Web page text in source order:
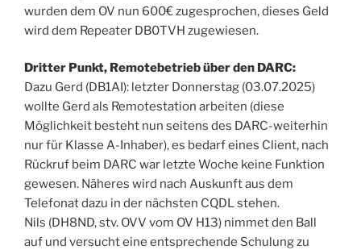
wurden dem OV nun 600€ zugesprochen, dieses Geld
wird dem Repeater DB0TVH zugewiesen.
Dritter Punkt, Remotebetrieb über den DARC:
Dazu Gerd (DB1AI): letzter Donnerstag (03.07.2025)
wollte Gerd als Remotestation arbeiten (diese
Möglichkeit besteht nun seitens des DARC-weiterhin
nur für Klasse A-Inhaber), es bedarf eines Client, nach
Rückruf beim DARC war letzte Woche keine Funktion
gewesen. Näheres wird nach Auskunft aus dem
Telefonat dazu in der nächsten CQDL stehen.
Nils (DH8ND, stv. OVV vom OV H13) nimmet den Ball
auf und versucht eine entsprechende Schulung zu